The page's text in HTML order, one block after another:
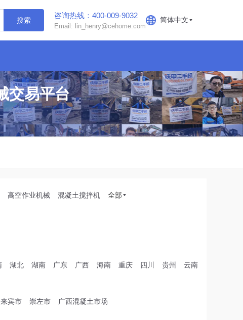
搜索
咨询热线：400-009-9032
Email: lin_henry@cehome.com
简体中文
交易平台
高空作业机械 混凝土搅拌机 全部
湖北 湖南 广东 广西 海南 重庆 四川 贵州
云南
来宾市 崇左市 广西混凝土市场